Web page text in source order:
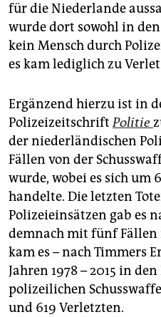
für die Niederlande
wurde dort sowohl in den
kein Mensch durch
es kam lediglich zu
Ergänzend hierzu ist in
PolizeizeitschriftPolitie
der niederländischen
Fällen von der
wurde, wobei es sich um
handelte. Die letzten
Polizeieinsätzen gab es
demnach mit fünf Fällen
kam es – nach Timmers
Jahren 1978 – 2015 in
polizeilichen
und 619 Verletzten.